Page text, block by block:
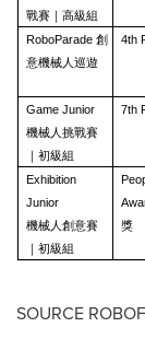
戰賽｜高級組
RoboParade 創
意機械人巡遊
4th
Game Junior
機械人挑戰賽
｜初級組
7th
Exhibition
Junior
機械人創意賽
｜初級組
獎
SOURCE